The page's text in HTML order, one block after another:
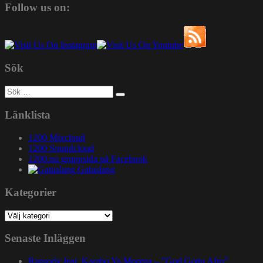
Follow us on:
Sök
Sök
efter:
Länklista
1200 Mixcloud
1200 Soundcloud
1200.nu gruppsida på Facebook
Gatuslang
Kategorier
Kategorier
Senaste Inläggen
Rapsody feat. Karabo Ya Morena – ”God Gotta Afro”